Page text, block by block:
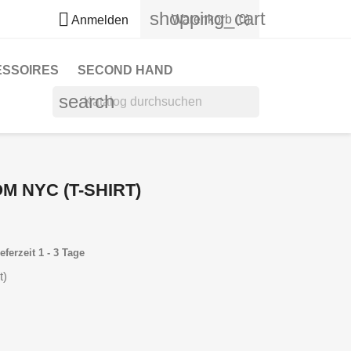
 Anmelden shopping_cart
Warenkorb (0)
SECOND HAND
search
NYC (T-SHIRT)
1 - 3 Tage